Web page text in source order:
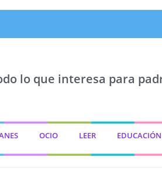
lo que interesa para
OCIO LEER EDUCACIÓN